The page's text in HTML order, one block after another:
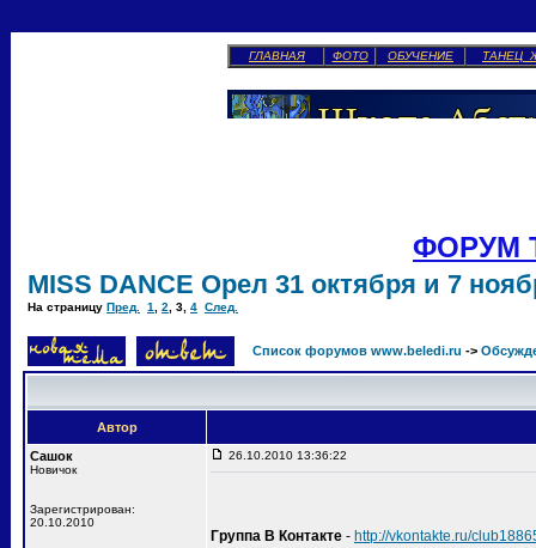
ГЛАВНАЯ ФОТО ОБУЧЕНИЕ ТАНЕЦ
ФОРУМ
MISS DANCE Орел 31 октября и 7
На страницу Пред. 1 2 3 4 След.
Список форумов www.beledi.ru ->
Автор
Сашок
Новичок
Зарегистрирован:
20.10.2010
26.10.2010 13:36:22
Группа В Контакте - http://vkontakte.ru/